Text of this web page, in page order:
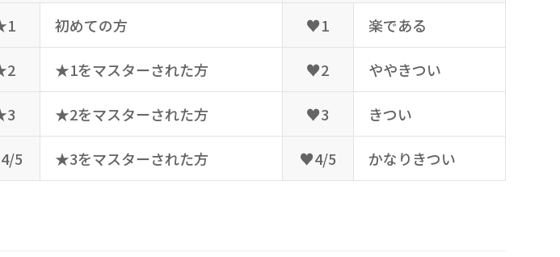
初めての方 ♥1 楽である
★1をマスターされた方 ♥2 ややきつい
★2をマスターされた方 ♥3 きつい
5 ★3をマスターされた方 ♥4/5 かなりきつい